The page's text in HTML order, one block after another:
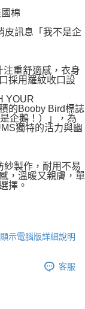
棉
皮訊息「我不是企
重舒適感，衣身
採用羅紋收口設
YOUR
的Booby Bird標誌
企鵝！）」，為
獨特的活力與幽
紗製作，耐用不易
，溫暖又親膚，單
擇。
顯示電腦版詳細說明
客服